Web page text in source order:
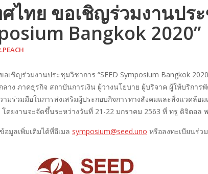
ศไทย ขอเชิญร่วมงานปร
Bangkok 2020”
อเชิญร่วมงานประชุมวิชาการ “SEED Symposium Bangkok
ลาง ภาคธุรกิจ สถาบันการเงิน ผู้วางนโยบาย ผู้บริจาค ผู้ให้บริกา
มร่วมมือในการส่งเสริมผู้ประกอบกิจการทางสังคมและสิ่งแวดล้อ
ดยงานจะจัดขึ้นระหว่างวันที่ 21-22 มกราคม 2563 ที่ ทรู ดิจิตอล
มูลเพิ่มเติมได้ที่อีเมล symposium@seed.uno หรือลงทะเบียนร่ว